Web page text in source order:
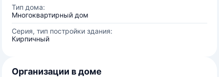
Тип дома:
Многоквартирный дом
Серия, тип постройки здания:
Кирпичный
Организации в доме